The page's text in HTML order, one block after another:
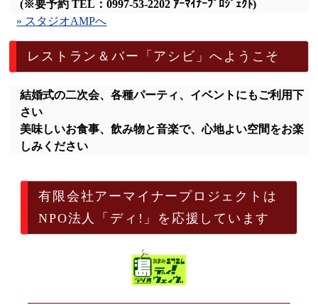
(※要予約 TEL：0997-53-2202 ｱｰﾏｲﾅｰﾌﾟﾛｼﾞｪｸﾄ)
» スタジオAMPへ
レストラン＆バー「アシビ」へようこそ
結婚式の二次会、各種パーティ、イベントにもご利用下
さい
美味しいお食事、飲み物と音楽で、心地よい空間をお楽
しみください
有限会社アーマイナープロジェクトは
NPO法人「ディ!」を応援しています